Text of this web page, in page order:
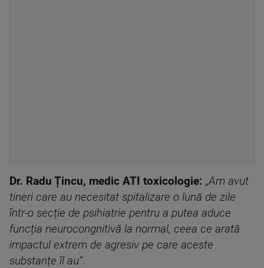
Dr. Radu Țincu, medic ATI toxicologie: „Am avut
tineri care au necesitat spitalizare o lună de zile
într-o secție de psihiatrie pentru a putea aduce
funcția neurocongnitivă la normal, ceea ce arată
impactul extrem de agresiv pe care aceste
substanțe îl au”.